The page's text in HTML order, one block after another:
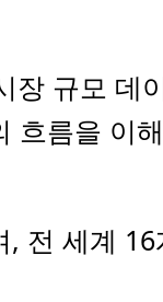
장 규모 데
흐름을 이
전 세계 16